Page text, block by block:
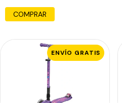
COMPRAR
ENVÍO GRATIS